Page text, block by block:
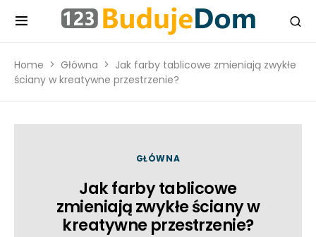
Home Główna
Jak farby tablicowe zmieniają zwykłe
ściany w kreatywne przestrzenie?
GŁÓWNA
Jak farby tablicowe
zmieniają zwykłe ściany w
kreatywne przestrzenie?